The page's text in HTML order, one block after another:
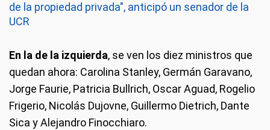
de la propiedad privada", anticipó un senador de la
UCR
En la de la izquierda, se ven los diez ministros que
quedan ahora: Carolina Stanley, Germán Garavano,
Jorge Faurie, Patricia Bullrich, Oscar Aguad, Rogelio
Frigerio, Nicolás Dujovne, Guillermo Dietrich, Dante
Sica y Alejandro Finocchiaro.